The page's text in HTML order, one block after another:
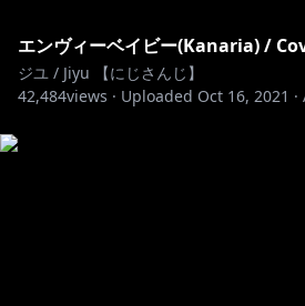
エンヴィーベイビー(Kanaria) /
ジユ / Jiyu 【にじさんじ】
42,484views · Uploaded Oct 16, 2021 ·